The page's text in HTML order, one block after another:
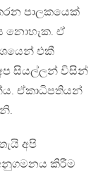
පාලකයෙක්
නොහැක. ඒ
එකී
සියල්ලන් විසින්
ඒකාධිපතියන්
අපි
කිරීම